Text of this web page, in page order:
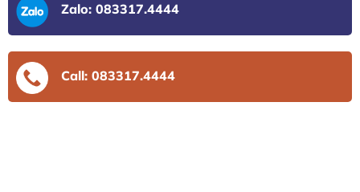
Zalo: 083317.4444
Call: 083317.4444